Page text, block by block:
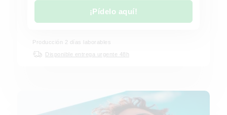
¡Pídelo aquí!
Producción 2 días laborables
Disponible entrega urgente 48h